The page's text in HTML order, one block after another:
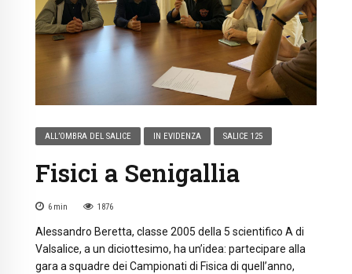
ALL’OMBRA DEL SALICE IN EVIDENZA SALICE 125
Fisici a Senigallia
6 min 1876
Alessandro Beretta, classe 2005 della 5 scientifico A di
Valsalice, a un diciottesimo, ha un’idea: partecipare alla
gara a squadre dei Campionati di Fisica di quell’anno,